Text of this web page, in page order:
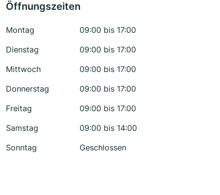
Öffnungszeiten
Montag
09:00 bis 17:00
Dienstag
09:00 bis 17:00
Mittwoch
09:00 bis 17:00
Donnerstag
09:00 bis 17:00
Freitag
09:00 bis 17:00
Samstag
09:00 bis 14:00
Sonntag
Geschlossen